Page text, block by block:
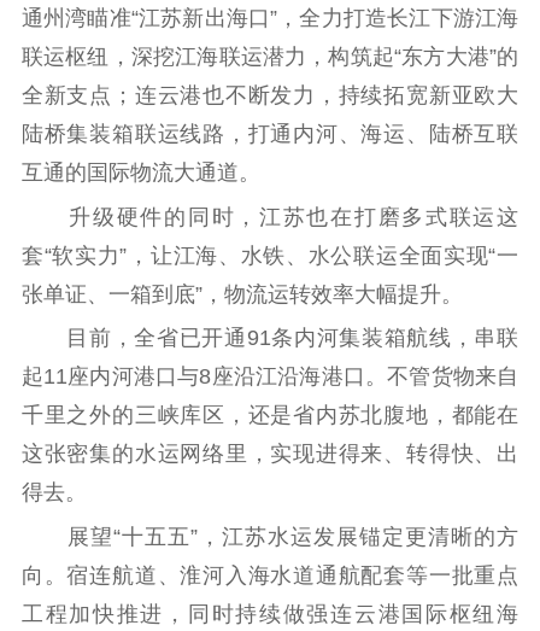
服务
共建共享平台
习平台
责任编辑注册
业务申报系统
通州湾瞄准“江苏新出海口”，全力打造长江下游江海
联运枢纽，深挖江海联运潜力，构筑起“东方大港”的
全新支点；连云港也不断发力，持续拓宽新亚欧大
陆桥集装箱联运线路，打通内河、海运、陆桥互联
互通的国际物流大通道。
升级硬件的同时，江苏也在打磨多式联运这
套“软实力”，让江海、水铁、水公联运全面实现“一
张单证、一箱到底”，物流运转效率大幅提升。
目前，全省已开通91条内河集装箱航线，串联
起11座内河港口与8座沿江沿海港口。不管货物来自
千里之外的三峡库区，还是省内苏北腹地，都能在
这张密集的水运网络里，实现进得来、转得快、出
得去。
展望“十五五”，江苏水运发展锚定更清晰的方
向。宿连航道、淮河入海水道通航配套等一批重点
工程加快推进，同时持续做强连云港国际枢纽海